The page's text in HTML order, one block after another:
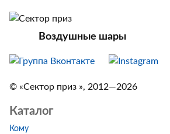
Воздушные шары
© «Сектор приз », 2012—2026
Каталог
Кому